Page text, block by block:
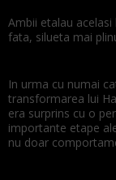
Ambii etalau
fata, silueta mai
In urma cu numai
transformarea lui
era surprins cu o
importante etape
nu doar